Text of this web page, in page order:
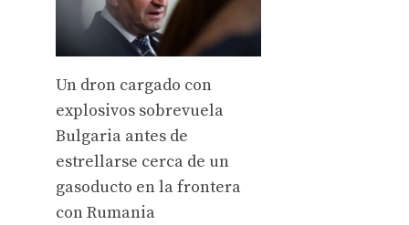
Un dron cargado con
explosivos sobrevuela
Bulgaria antes de
estrellarse cerca de un
gasoducto en la frontera
con Rumania